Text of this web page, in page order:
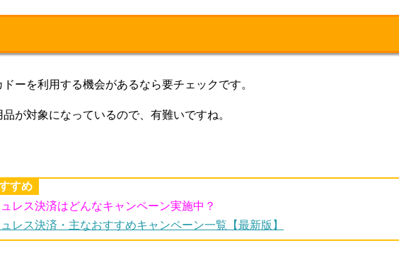
ーを利用する機会があるなら要チェックです。
が対象になっているので、有難いですね。
すめ
レス決済はどんなキャンペーン実施中？
レス決済・主なおすすめキャンペーン一覧【最新版】